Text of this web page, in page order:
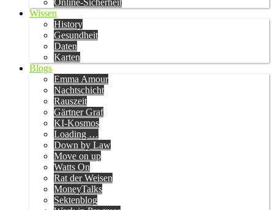
Online-Sicherheit
Wissen
History
Gesundheit
Daten
Karten
Blogs
Emma Amour
Nachtschicht
Rauszeit
Gärtner Graf
KI-Kosmos
Loading …
Down by Law
Move on up
Watts On
Rat der Weisen
MoneyTalks
Sektenblog